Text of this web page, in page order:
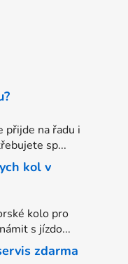
přijde na řadu i
sp...
kol v
kolo pro
s jízdo...
zdarma